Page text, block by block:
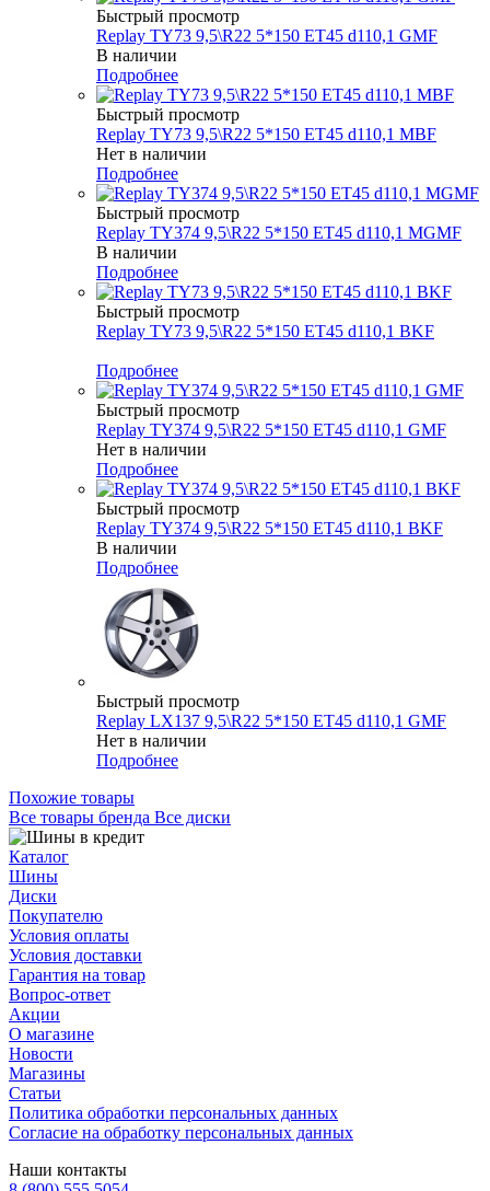
Быстрый просмотр
Replay TY73 9,5\R22 5*150 ET45 d110,1 GMF
В наличии
Подробнее
Быстрый просмотр
Replay TY73 9,5\R22 5*150 ET45 d110,1 MBF
Нет в наличии
Подробнее
Быстрый просмотр
Replay TY374 9,5\R22 5*150 ET45 d110,1 MGMF
В наличии
Подробнее
Быстрый просмотр
Replay TY73 9,5\R22 5*150 ET45 d110,1 BKF
Подробнее
Быстрый просмотр
Replay TY374 9,5\R22 5*150 ET45 d110,1 GMF
Нет в наличии
Подробнее
Быстрый просмотр
Replay TY374 9,5\R22 5*150 ET45 d110,1 BKF
В наличии
Подробнее
Быстрый просмотр
Replay LX137 9,5\R22 5*150 ET45 d110,1 GMF
Нет в наличии
Подробнее
Похожие товары
Все товары бренда Все диски
Каталог
Шины
Диски
Покупателю
Условия оплаты
Условия доставки
Гарантия на товар
Вопрос-ответ
Акции
О магазине
Новости
Магазины
Статьи
Политика обработки персональных данных
Согласие на обработку персональных данных
Наши контакты